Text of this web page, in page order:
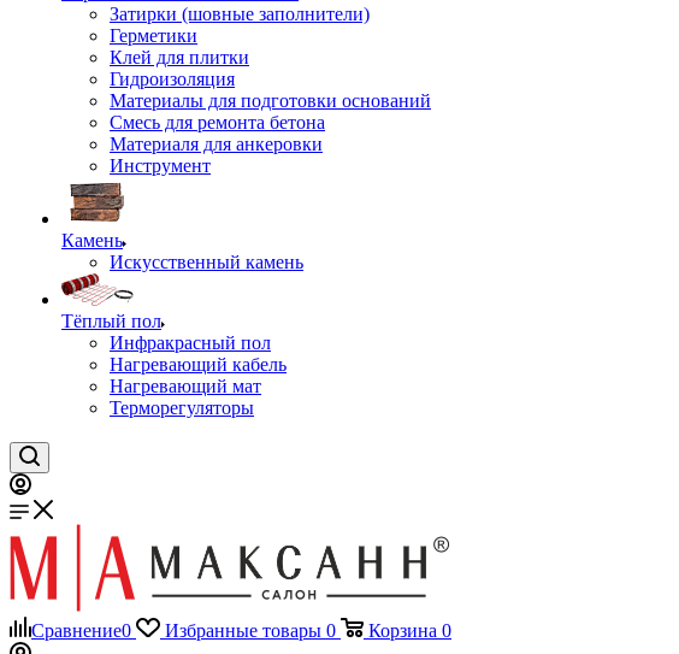
Затирки (шовные заполнители)
Герметики
Клей для плитки
Гидроизоляция
Материалы для подготовки оснований
Смесь для ремонта бетона
Материаля для анкеровки
Инструмент
Камень
Искусственный камень
Тёплый пол
Инфракрасный пол
Нагревающий кабель
Нагревающий мат
Терморегуляторы
Сравнение0 Избранные товары 0 Корзина 0